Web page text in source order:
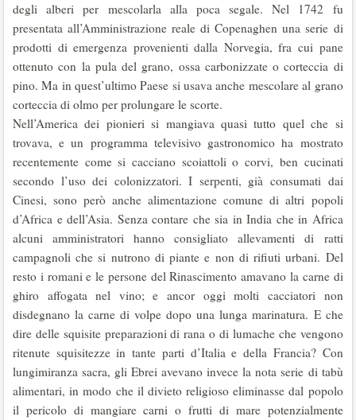
degli alberi per mescolarla alla poca segale. Nel 1742 fu
presentata all’Amministrazione reale di Copenaghen una serie di
prodotti di emergenza provenienti dalla Norvegia, fra cui pane
ottenuto con la pula del grano, ossa carbonizzate o corteccia di
pino. Ma in quest’ultimo Paese si usava anche mescolare al grano
corteccia di olmo per prolungare le scorte.
Nell’America dei pionieri si mangiava quasi tutto quel che si
trovava, e un programma televisivo gastronomico ha mostrato
recentemente come si cacciano scoiattoli o corvi, ben cucinati
secondo l’uso dei colonizzatori. I serpenti, già consumati dai
Cinesi, sono però anche alimentazione comune di altri popoli
d’Africa e dell’Asia. Senza contare che sia in India che in Africa
alcuni amministratori hanno consigliato allevamenti di ratti
campagnoli che si nutrono di piante e non di rifiuti urbani. Del
resto i romani e le persone del Rinascimento amavano la carne di
ghiro affogata nel vino; e ancor oggi molti cacciatori non
disdegnano la carne di volpe dopo una lunga marinatura. E che
dire delle squisite preparazioni di rana o di lumache che vengono
ritenute squisitezze in tante parti d’Italia e della Francia? Con
lungimiranza sacra, gli Ebrei avevano invece la nota serie di tabù
alimentari, in modo che il divieto religioso eliminasse dal popolo
il pericolo di mangiare carni o frutti di mare potenzialmente